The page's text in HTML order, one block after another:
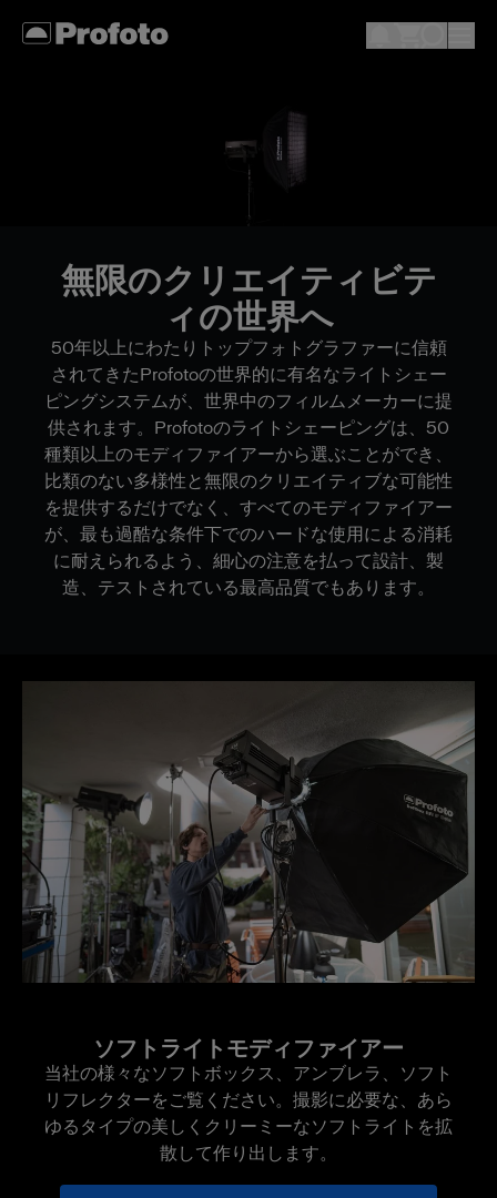
無限のクリエイティビテ
ィの世界へ
50年以上にわたりトップフォトグラファーに信頼
されてきたProfotoの世界的に有名なライトシェー
ピングシステムが、世界中のフィルムメーカーに提
供されます。Profotoのライトシェーピングは、50
種類以上のモディファイアーから選ぶことができ、
比類のない多様性と無限のクリエイティブな可能性
を提供するだけでなく、すべてのモディファイアー
が、最も過酷な条件下でのハードな使用による消耗
に耐えられるよう、細心の注意を払って設計、製
造、テストされている最高品質でもあります。
ソフトライトモディファイアー
当社の様々なソフトボックス、アンブレラ、ソフト
リフレクターをご覧ください。撮影に必要な、あら
ゆるタイプの美しくクリーミーなソフトライトを拡
散して作り出します。